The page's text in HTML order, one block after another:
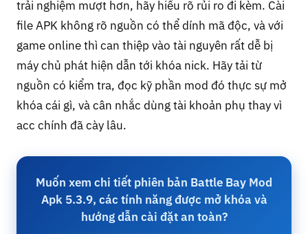
trải nghiệm mượt hơn, hãy hiểu rõ rủi ro đi kèm. Cài
file APK không rõ nguồn có thể dính mã độc, và với
game online thì can thiệp vào tài nguyên rất dễ bị
máy chủ phát hiện dẫn tới khóa nick. Hãy tải từ
nguồn có kiểm tra, đọc kỹ phần mod đó thực sự mở
khóa cái gì, và cân nhắc dùng tài khoản phụ thay vì
acc chính đã cày lâu.
Muốn xem chi tiết phiên bản Battle Bay Mod
Apk 5.3.9, các tính năng được mở khóa và
hướng dẫn cài đặt an toàn?